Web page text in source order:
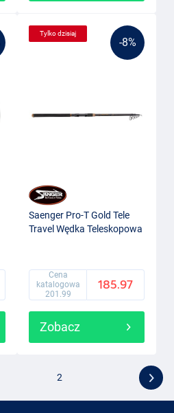
-8%
Tylko dzisiaj
Saenger Pro-T Gold Tele
Travel Wędka Teleskopowa
Cena
katalogowa
201.99
185.97
Zobacz
2